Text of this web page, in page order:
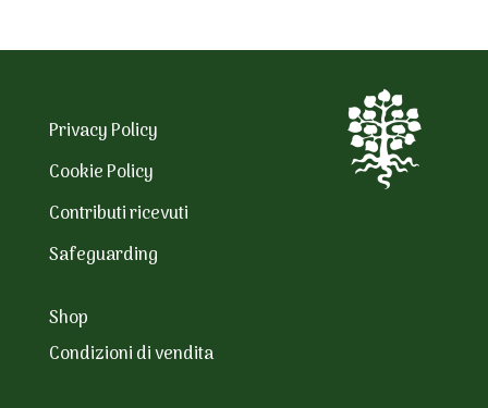
Privacy Policy
Cookie Policy
Contributi ricevuti
Safeguarding
Shop
Condizioni di vendita